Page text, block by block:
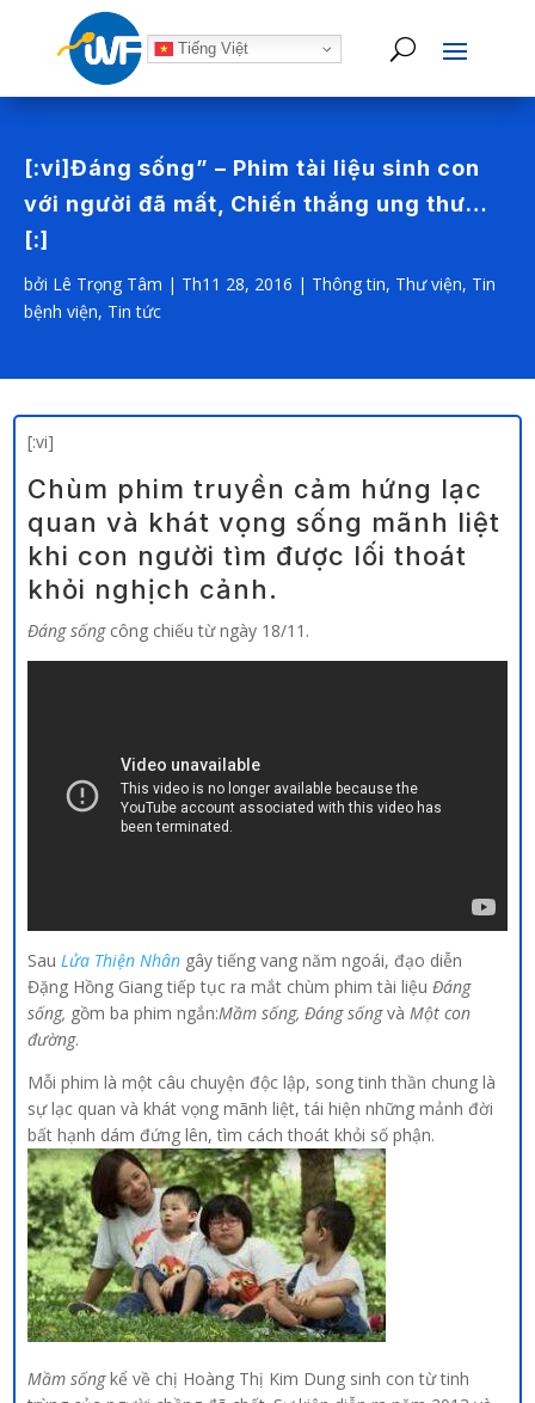
Tiếng Việt
[:vi]Đáng sống” – Phim tài liệu sinh con
với người đã mất, Chiến thắng ung thư…
[:]
bởi Lê Trọng Tâm | Th11 28, 2016 | Thông tin, Thư viện, Tin
bệnh viện, Tin tức
[:vi]
Chùm phim truyền cảm hứng lạc
quan và khát vọng sống mãnh liệt
khi con người tìm được lối thoát
khỏi nghịch cảnh.
Đáng sống công chiếu từ ngày 18/11.
SauLửa Thiện Nhân gây tiếng vang năm ngoái, đạo diễn
Đặng Hồng Giang tiếp tục ra mắt chùm phim tài liệuĐáng
sống, gồm ba phim ngắn:Mầm sống, Đáng sốngvàMột con
đường.
Mỗi phim là một câu chuyện độc lập, song tinh thần chung là
sự lạc quan và khát vọng mãnh liệt, tái hiện những mảnh đời
bất hạnh dám đứng lên, tìm cách thoát khỏi số phận.
Mầm sốngkể về chị Hoàng Thị Kim Dung sinh con từ tinh